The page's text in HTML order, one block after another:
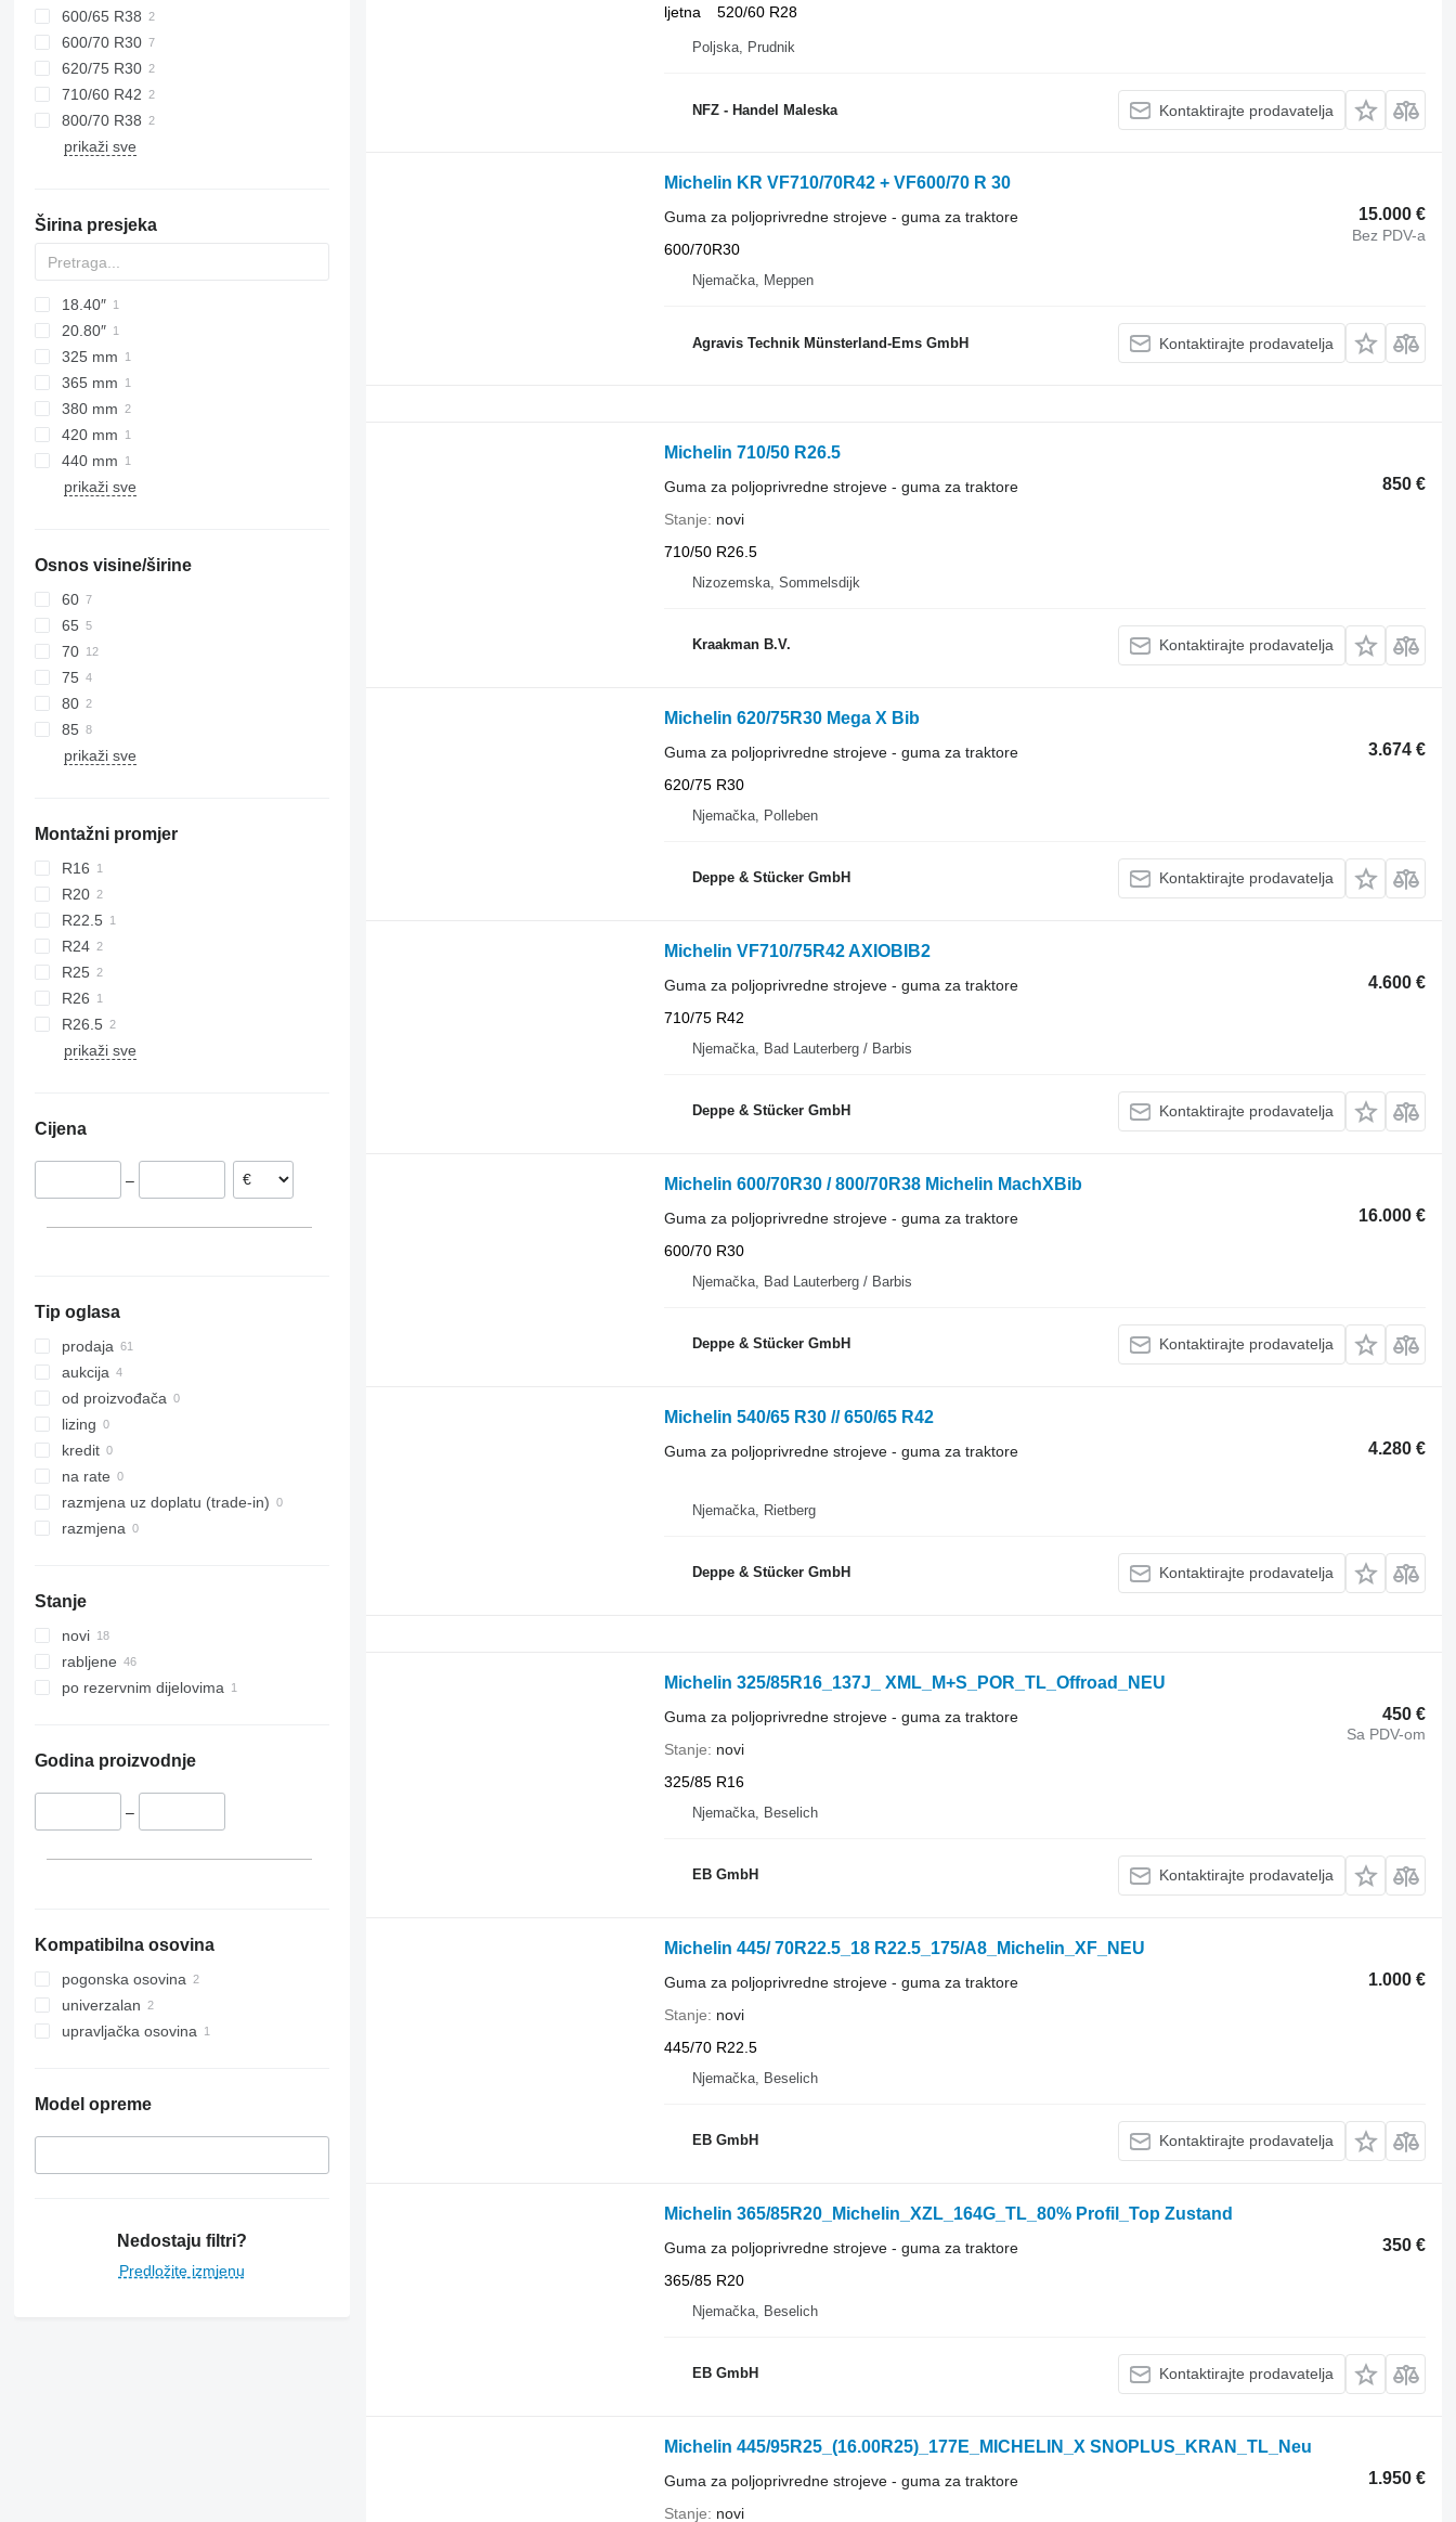
600/65 R38
600/70 R30
620/75 R30
710/60 R42
800/70 R38
prikaži sve
Širina presjeka
18.40″
20.80″
325 mm
365 mm
380 mm
420 mm
440 mm
prikaži sve
Osnos visine/širine
60
65
70
75
80
85
prikaži sve
Montažni promjer
R16
R20
R22.5
R24
R25
R26
R26.5
prikaži sve
Cijena
–
Tip oglasa
prodaja
aukcija
od proizvođača
lizing
kredit
na rate
razmjena uz doplatu (trade-in)
razmjena
Stanje
novi
rabljene
po rezervnim dijelovima
Godina proizvodnje
–
Kompatibilna osovina
pogonska osovina
univerzalan
upravljačka osovina
Model opreme
Nedostaju filtri?
Predložite izmjenu
ljetna
520/60 R28
Poljska, Prudnik
NFZ - Handel Maleska Kontaktirajte prodavatelja
Michelin KR VF710/70R42 + VF600/70 R 30
15.000 €
Bez PDV-a
Guma za poljoprivredne strojeve - guma za traktore
600/70R30
Njemačka, Meppen
Agravis Technik Münsterland-Ems GmbH Kontaktirajte prodavatelja
Michelin 710/50 R26.5
850 €
Guma za poljoprivredne strojeve - guma za traktore
Stanje
novi
710/50 R26.5
Nizozemska, Sommelsdijk
Kraakman B.V. Kontaktirajte prodavatelja
Michelin 620/75R30 Mega X Bib
3.674 €
Guma za poljoprivredne strojeve - guma za traktore
620/75 R30
Njemačka, Polleben
Deppe & Stücker GmbH Kontaktirajte prodavatelja
Michelin VF710/75R42 AXIOBIB2
4.600 €
Guma za poljoprivredne strojeve - guma za traktore
710/75 R42
Njemačka, Bad Lauterberg / Barbis
Deppe & Stücker GmbH Kontaktirajte prodavatelja
Michelin 600/70R30 / 800/70R38 Michelin MachXBib
16.000 €
Guma za poljoprivredne strojeve - guma za traktore
600/70 R30
Njemačka, Bad Lauterberg / Barbis
Deppe & Stücker GmbH Kontaktirajte prodavatelja
Michelin 540/65 R30 // 650/65 R42
4.280 €
Guma za poljoprivredne strojeve - guma za traktore
Njemačka, Rietberg
Deppe & Stücker GmbH Kontaktirajte prodavatelja
Michelin 325/85R16_137J_ XML_M+S_POR_TL_Offroad_NEU
450 €
Sa PDV-om
Guma za poljoprivredne strojeve - guma za traktore
Stanje
novi
325/85 R16
Njemačka, Beselich
EB GmbH Kontaktirajte prodavatelja
Michelin 445/ 70R22.5_18 R22.5_175/A8_Michelin_XF_NEU
1.000 €
Guma za poljoprivredne strojeve - guma za traktore
Stanje
novi
445/70 R22.5
Njemačka, Beselich
EB GmbH Kontaktirajte prodavatelja
Michelin 365/85R20_Michelin_XZL_164G_TL_80% Profil_Top Zustand
350 €
Guma za poljoprivredne strojeve - guma za traktore
365/85 R20
Njemačka, Beselich
EB GmbH Kontaktirajte prodavatelja
Michelin 445/95R25_(16.00R25)_177E_MICHELIN_X SNOPLUS_KRAN_TL_Neu
1.950 €
Guma za poljoprivredne strojeve - guma za traktore
Stanje
novi